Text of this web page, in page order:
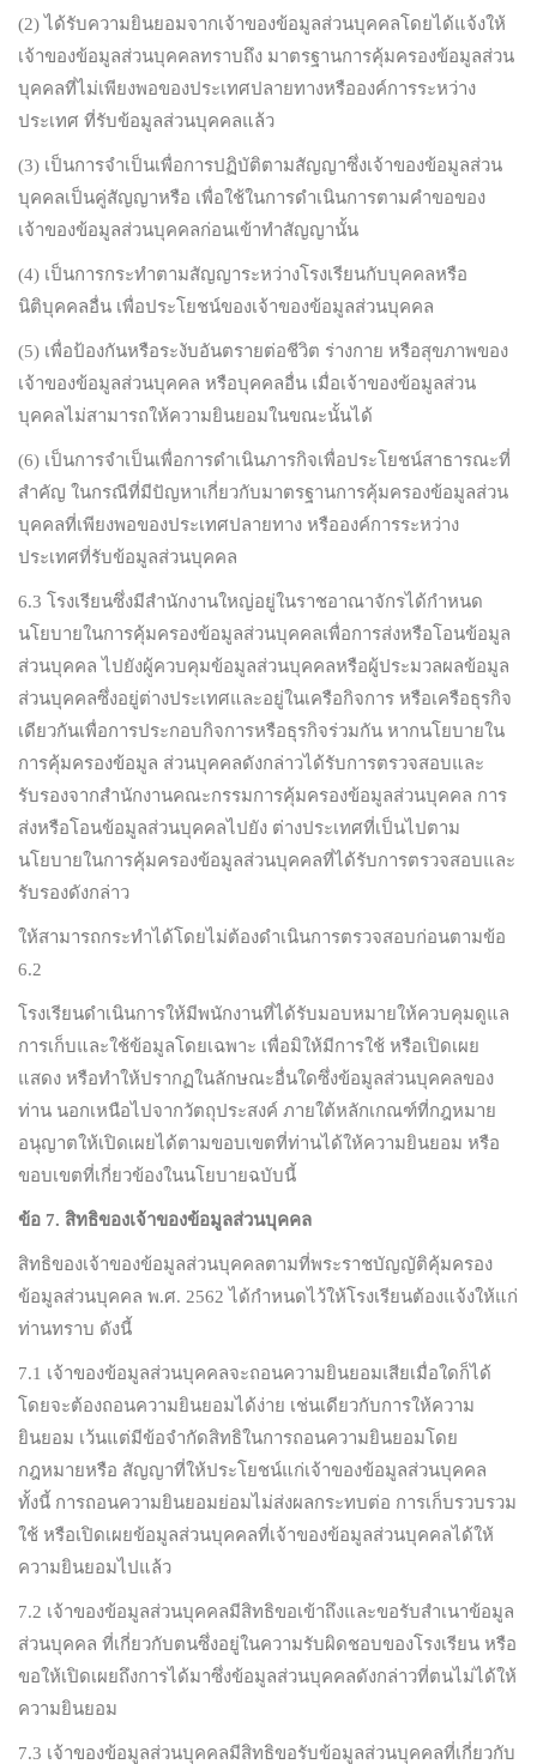
(2) ได้รับความยินยอมจากเจ้าของข้อมูลส่วนบุคคลโดยได้แจ้งให้
เจ้าของข้อมูลส่วนบุคคลทราบถึง มาตรฐานการคุ้มครองข้อมูลส่วน
บุคคลที่ไม่เพียงพอของประเทศปลายทางหรือองค์การระหว่าง
ประเทศ ที่รับข้อมูลส่วนบุคคลแล้ว
(3) เป็นการจำเป็นเพื่อการปฏิบัติตามสัญญาซึ่งเจ้าของข้อมูลส่วน
บุคคลเป็นคู่สัญญาหรือ เพื่อใช้ในการดำเนินการตามคำขอของ
เจ้าของข้อมูลส่วนบุคคลก่อนเข้าทำสัญญานั้น
(4) เป็นการกระทำตามสัญญาระหว่างโรงเรียนกับบุคคลหรือ
นิติบุคคลอื่น เพื่อประโยชน์ของเจ้าของข้อมูลส่วนบุคคล
(5) เพื่อป้องกันหรือระงับอันตรายต่อชีวิต ร่างกาย หรือสุขภาพของ
เจ้าของข้อมูลส่วนบุคคล หรือบุคคลอื่น เมื่อเจ้าของข้อมูลส่วน
บุคคลไม่สามารถให้ความยินยอมในขณะนั้นได้
(6) เป็นการจำเป็นเพื่อการดำเนินภารกิจเพื่อประโยชน์สาธารณะที่
สำคัญ ในกรณีที่มีปัญหาเกี่ยวกับมาตรฐานการคุ้มครองข้อมูลส่วน
บุคคลที่เพียงพอของประเทศปลายทาง หรือองค์การระหว่าง
ประเทศที่รับข้อมูลส่วนบุคคล
6.3 โรงเรียนซึ่งมีสำนักงานใหญ่อยู่ในราชอาณาจักรได้กำหนด
นโยบายในการคุ้มครองข้อมูลส่วนบุคคลเพื่อการส่งหรือโอนข้อมูล
ส่วนบุคคล ไปยังผู้ควบคุมข้อมูลส่วนบุคคลหรือผู้ประมวลผลข้อมูล
ส่วนบุคคลซึ่งอยู่ต่างประเทศและอยู่ในเครือกิจการ หรือเครือธุรกิจ
เดียวกันเพื่อการประกอบกิจการหรือธุรกิจร่วมกัน หากนโยบายใน
การคุ้มครองข้อมูล ส่วนบุคคลดังกล่าวได้รับการตรวจสอบและ
รับรองจากสำนักงานคณะกรรมการคุ้มครองข้อมูลส่วนบุคคล การ
ส่งหรือโอนข้อมูลส่วนบุคคลไปยัง ต่างประเทศที่เป็นไปตาม
นโยบายในการคุ้มครองข้อมูลส่วนบุคคลที่ได้รับการตรวจสอบและ
รับรองดังกล่าว
ให้สามารถกระทำได้โดยไม่ต้องดำเนินการตรวจสอบก่อนตามข้อ
6.2
โรงเรียนดำเนินการให้มีพนักงานที่ได้รับมอบหมายให้ควบคุมดูแล
การเก็บและใช้ข้อมูลโดยเฉพาะ เพื่อมิให้มีการใช้ หรือเปิดเผย
แสดง หรือทำให้ปรากฏในลักษณะอื่นใดซึ่งข้อมูลส่วนบุคคลของ
ท่าน นอกเหนือไปจากวัตถุประสงค์ ภายใต้หลักเกณฑ์ที่กฎหมาย
อนุญาตให้เปิดเผยได้ตามขอบเขตที่ท่านได้ให้ความยินยอม หรือ
ขอบเขตที่เกี่ยวข้องในนโยบายฉบับนี้
ข้อ 7. สิทธิของเจ้าของข้อมูลส่วนบุคคล
สิทธิของเจ้าของข้อมูลส่วนบุคคลตามที่พระราชบัญญัติคุ้มครอง
ข้อมูลส่วนบุคคล พ.ศ. 2562 ได้กำหนดไว้ให้โรงเรียนต้องแจ้งให้แก่
ท่านทราบ ดังนี้
7.1 เจ้าของข้อมูลส่วนบุคคลจะถอนความยินยอมเสียเมื่อใดก็ได้
โดยจะต้องถอนความยินยอมได้ง่าย เช่นเดียวกับการให้ความ
ยินยอม เว้นแต่มีข้อจำกัดสิทธิในการถอนความยินยอมโดย
กฎหมายหรือ สัญญาที่ให้ประโยชน์แก่เจ้าของข้อมูลส่วนบุคคล
ทั้งนี้ การถอนความยินยอมย่อมไม่ส่งผลกระทบต่อ การเก็บรวบรวม
ใช้ หรือเปิดเผยข้อมูลส่วนบุคคลที่เจ้าของข้อมูลส่วนบุคคลได้ให้
ความยินยอมไปแล้ว
7.2 เจ้าของข้อมูลส่วนบุคคลมีสิทธิขอเข้าถึงและขอรับสำเนาข้อมูล
ส่วนบุคคล ที่เกี่ยวกับตนซึ่งอยู่ในความรับผิดชอบของโรงเรียน หรือ
ขอให้เปิดเผยถึงการได้มาซึ่งข้อมูลส่วนบุคคลดังกล่าวที่ตนไม่ได้ให้
ความยินยอม
7.3 เจ้าของข้อมูลส่วนบุคคลมีสิทธิขอรับข้อมูลส่วนบุคคลที่เกี่ยวกับ